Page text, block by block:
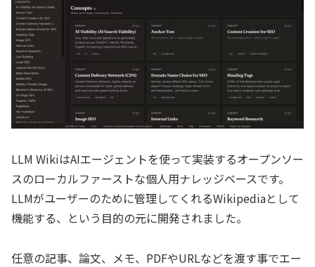
LLM WikiはAIエージェントを使って実装するオープンソー
スのローカルファーストな個人用ナレッジベースです。
LLMがユーザーのために管理してくれるWikipediaとして
機能する、という目的の元に開発されました。
任意の記事、論文、メモ、PDFやURLなどを渡す事でエー